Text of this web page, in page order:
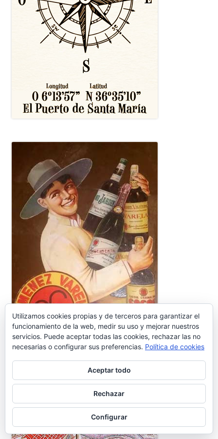
Utilizamos cookies propias y de terceros para garantizar el
funcionamiento de la web, medir su uso y mejorar nuestros
servicios. Puede aceptar todas las cookies, rechazar las no
necesarias o configurar sus preferencias. Política de cookies
Aceptar todo
Rechazar
Configurar